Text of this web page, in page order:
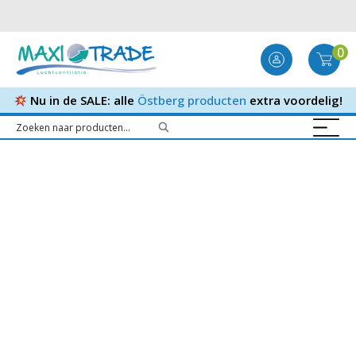
0
Nu in de SALE: alle Östberg producten extra voordelig!